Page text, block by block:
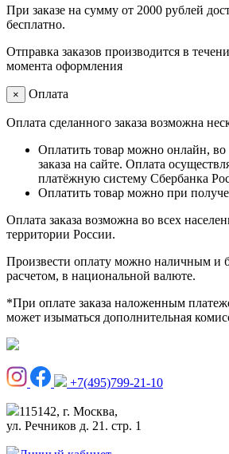
При заказе на сумму от 2000 рублей
бесплатно.
Отправка заказов производится в
момента оформления
× Оплата
Оплата сделанного заказа возможна
Оплатить товар можно онлайн,
заказа на сайте. Оплата
платёжную систему Сбербанка
Оплатить товар можно при
Оплата заказа возможна во всех
территории России.
Произвести оплату можно наличным и
расчетом, в национальной валюте.
*При оплате заказа наложенным
может изыматься дополнительная
+7(495)799-21-10
115142, г. Москва,
ул. Речников д. 21. стр. 1